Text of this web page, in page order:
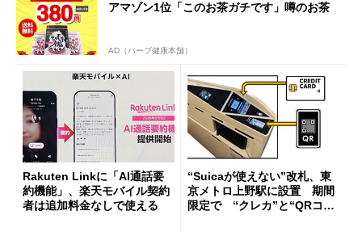
アマゾン1位「このお茶ガチです」噂のお茶
AD（ハーブ健康本舗）
Rakuten Linkに「AI通話要
約機能」、楽天モバイル契約
者は追加料金なしで使える
“Suicaが使えない”改札、東
京メトロ上野駅に設置 期間
限定で “クレカ”と“QRコー